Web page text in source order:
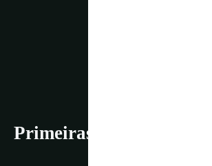
Primeiras experiências